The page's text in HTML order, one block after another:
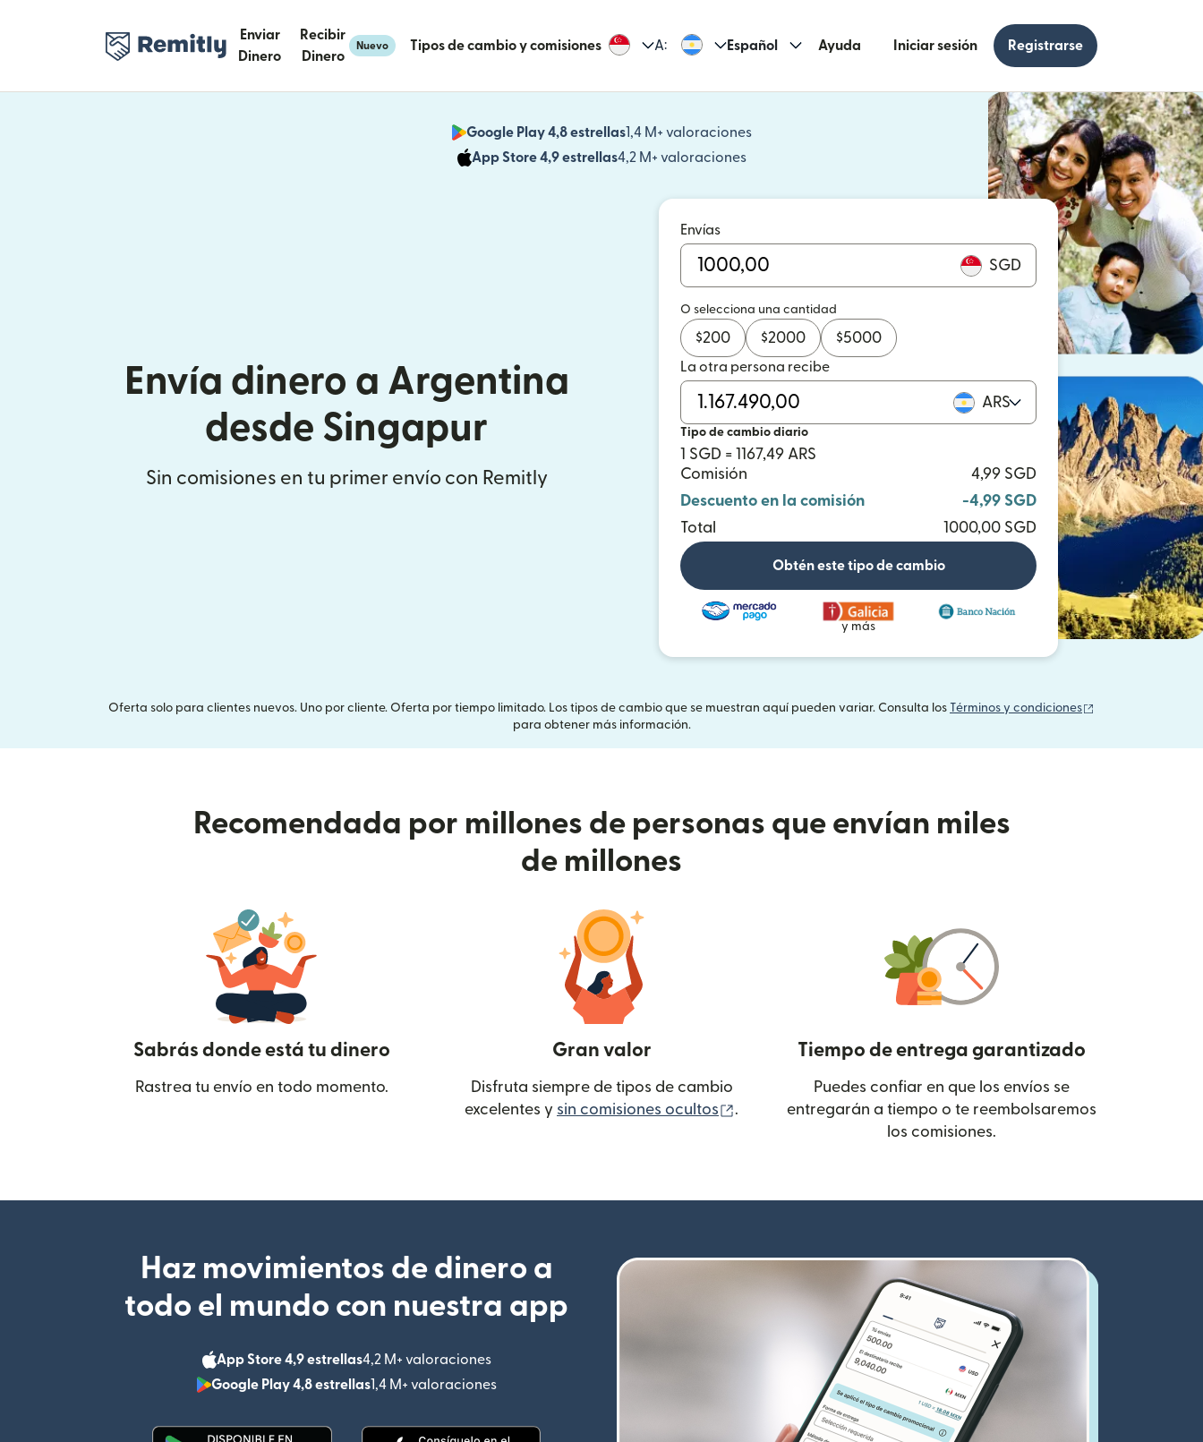
Enviar
Dinero
Recibir
Dinero
Nuevo Tipos de cambio y comisiones A: Español Ayuda Iniciar sesión Registrarse
Google Play 4,8 estrellas1,4 M+ valoraciones
(se abre en una ventana nueva)
App Store 4,9 estrellas4,2 M+ valoraciones
(se abre en una ventana nueva)
Envía dinero a Argentina
desde Singapur
Sin comisiones en tu primer envío con Remitly
Envías
SGD
O selecciona una cantidad
$200 $2000 $5000
La otra persona recibe
ARS
Tipo de cambio diario
1 SGD = 1167,49 ARS
Comisión
4,99 SGD
Descuento en la comisión
-4,99 SGD
Total
1000,00 SGD
Obtén este tipo de cambio
y más
Oferta solo para clientes nuevos. Uno por cliente. Oferta por tiempo limitado. Los tipos de cambio que se muestran aquí pueden variar. Consulta los Términos y condiciones
para obtener más información.
Recomendada por millones de personas que envían miles
de millones
Sabrás donde está tu dinero
Rastrea tu envío en todo momento.
Gran valor
Disfruta siempre de tipos de cambio
excelentes y sin comisiones ocultos (se abre en una ventana nueva)
.
Tiempo de entrega garantizado
Puedes confiar en que los envíos se
entregarán a tiempo o te reembolsaremos
los comisiones.
Haz movimientos de dinero a
todo el mundo con nuestra app
App Store 4,9 estrellas4,2 M+ valoraciones
(se abre en una ventana nueva)
Google Play 4,8 estrellas1,4 M+ valoraciones
(se abre en una ventana nueva)